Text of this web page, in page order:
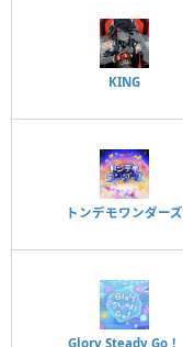
KING
トンデモワンダーズ
Glory Steady Go！